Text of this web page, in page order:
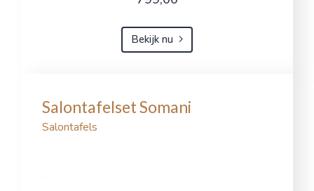
Bekijk nu
Salontafelset Somani
Salontafels